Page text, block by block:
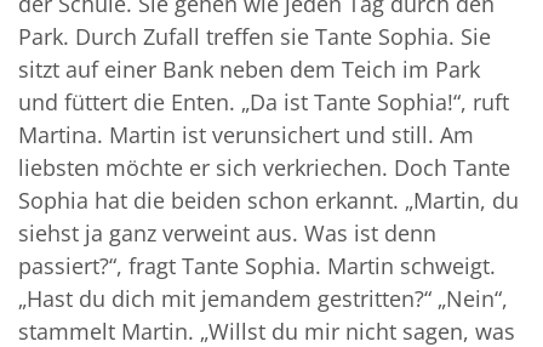
Park. Durch Zufall treffen sie Tante Sophia. Sie
sitzt auf einer Bank neben dem Teich im Park
und füttert die Enten. „Da ist Tante Sophia!“, ruft
Martina. Martin ist verunsichert und still. Am
liebsten möchte er sich verkriechen. Doch Tante
Sophia hat die beiden schon erkannt. „Martin, du
siehst ja ganz verweint aus. Was ist denn
passiert?“, fragt Tante Sophia. Martin schweigt.
„Hast du dich mit jemandem gestritten?“ „Nein“,
stammelt Martin. „Willst du mir nicht sagen, was